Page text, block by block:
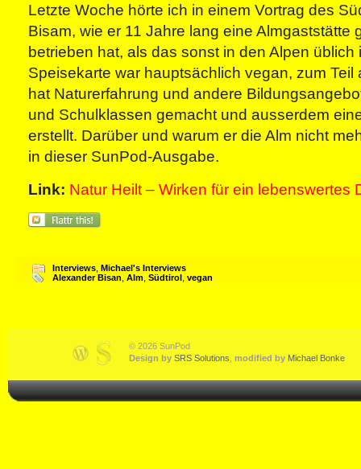
Letzte Woche hörte ich in einem Vortrag des
Bisam, wie er 11 Jahre lang eine Almgaststätte
betrieben hat, als das sonst in den Alpen üblich
Speisekarte war hauptsächlich vegan, zum Teil
hat Naturerfahrung und andere
und Schulklassen gemacht und ausserdem
erstellt. Darüber und warum er die Alm nicht
in dieser SunPod-Ausgabe.
Link: Natur Heilt – Wirken für ein lebenswertes
Interviews Michael's Interviews
Alexander Bisan Alm Südtirol vegan
© 2026 SunPod
Design by SRS Solutions modified by Michael Bonke